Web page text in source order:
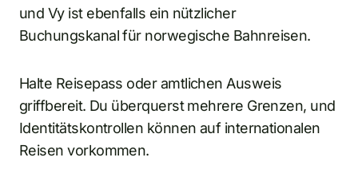
und Vy ist ebenfalls ein nützlicher
Buchungskanal für norwegische Bahnreisen.
Halte Reisepass oder amtlichen Ausweis
griffbereit. Du überquerst mehrere Grenzen, und
Identitätskontrollen können auf internationalen
Reisen vorkommen.